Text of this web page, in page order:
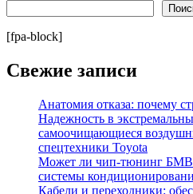
[fpa-block]
Свежие записи
Анатомия отказа: почему
Надежность в
самоочищающиеся
спецтехники Toyota
Может ли чип-тюнинг БМВ
системы
Кабели и переходники: